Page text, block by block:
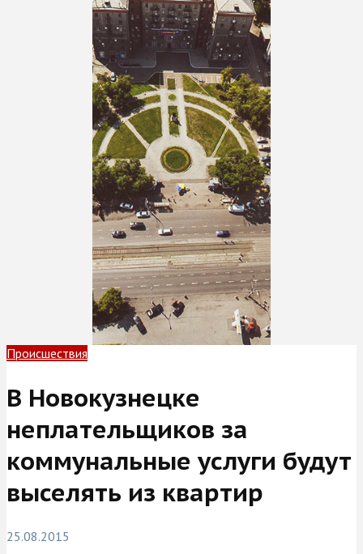
Происшествия
В Новокузнецке
неплательщиков за
коммунальные услуги будут
выселять из квартир
25.08.2015